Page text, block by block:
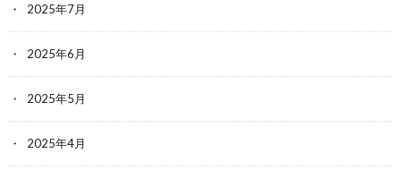
2025年7月
2025年6月
2025年5月
2025年4月